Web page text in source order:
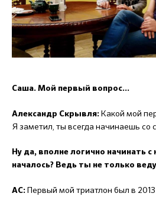
Саша. Мой первый вопрос...
Александр Скрывля: Какой мой
Я заметил, ты всегда начинаешь со
Ну да, вполне логично начинать с
началось? Ведь ты не только
АС: Первый мой триатлон был в 2013